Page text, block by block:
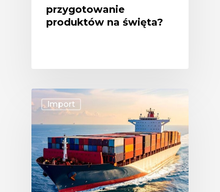
przygotowanie
produktów na święta?
Import